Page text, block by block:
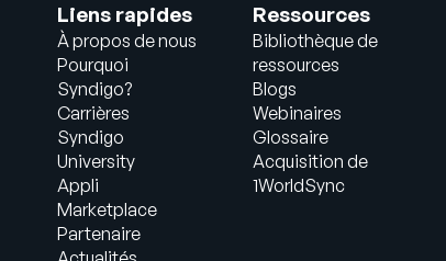
Liens rapides
À propos de nous
Pourquoi
Syndigo?
Carrières
Syndigo
University
Appli
Marketplace
Partenaire
Ressources
Bibliothèque de
ressources
Blogs
Webinaires
Glossaire
Acquisition de
1WorldSync